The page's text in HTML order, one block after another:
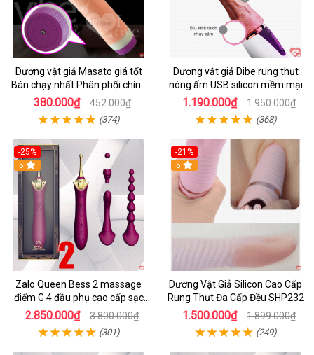
Dương vật giả Masato giá tốt
Bán chạy nhất Phân phối chính
hãng
380.000₫ 452.000₫
(374)
Dương vật giả Dibe rung thụt
nóng ấm USB silicon mềm mại
1.190.000₫ 1.950.000₫
(368)
-25%
5
Zalo Queen Bess 2 massage
điểm G 4 đầu phụ cao cấp sạc
tiện lợi
2.850.000₫ 3.800.000₫
(301)
-21%
5
Dương Vật Giả Silicon Cao Cấp
Rung Thụt Đa Cấp Đều SHP232
1.500.000₫ 1.899.000₫
(249)